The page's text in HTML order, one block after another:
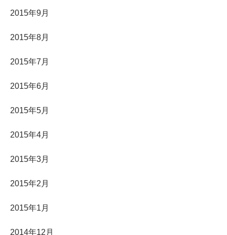
2015年9月
2015年8月
2015年7月
2015年6月
2015年5月
2015年4月
2015年3月
2015年2月
2015年1月
2014年12月